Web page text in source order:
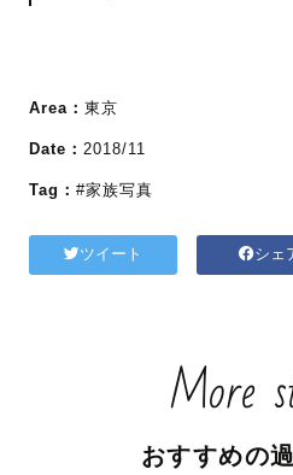
Area： 東京
Date： 2018/11
Tag： #家族写真
ツイート シェ
More
おすすめの